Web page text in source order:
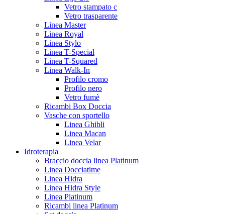
Vetro stampato c
Vetro trasparente
Linea Master
Linea Royal
Linea Stylo
Linea T-Special
Linea T-Squared
Linea Walk-In
Profilo cromo
Profilo nero
Vetro fumè
Ricambi Box Doccia
Vasche con sportello
Linea Ghibli
Linea Macan
Linea Velar
Idroterapia
Braccio doccia linea Platinum
Linea Docciatime
Linea Hidra
Linea Hidra Style
Linea Platinum
Ricambi linea Platinum